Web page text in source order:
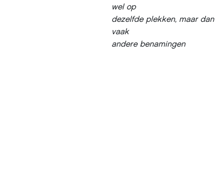
wel op
dezelfde plekken, maar dan
vaak
andere benamingen